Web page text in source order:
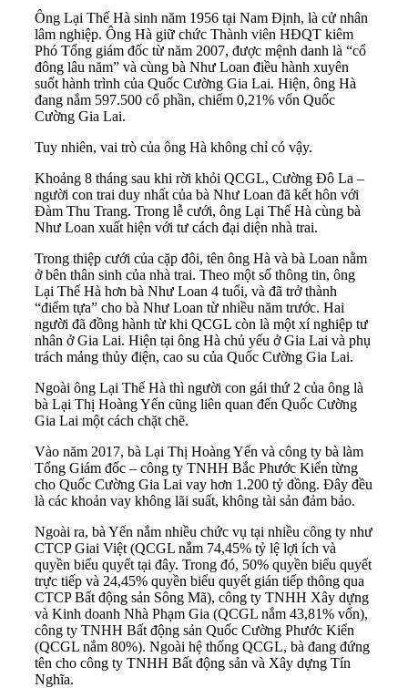
Ông Lại Thế Hà sinh năm 1956 tại Nam Định, là cử nhân
lâm nghiệp. Ông Hà giữ chức Thành viên HĐQT kiêm
Phó Tổng giám đốc từ năm 2007, được mệnh danh là “cổ
đông lâu năm” và cùng bà Như Loan điều hành xuyên
suốt hành trình của Quốc Cường Gia Lai. Hiện, ông Hà
đang nắm 597.500 cổ phần, chiếm 0,21% vốn Quốc
Cường Gia Lai.
Tuy nhiên, vai trò của ông Hà không chỉ có vậy.
Khoảng 8 tháng sau khi rời khỏi QCGL, Cường Đô La –
người con trai duy nhất của bà Như Loan đã kết hôn với
Đàm Thu Trang. Trong lễ cưới, ông Lại Thế Hà cùng bà
Như Loan xuất hiện với tư cách đại diện nhà trai.
Trong thiệp cưới của cặp đôi, tên ông Hà và bà Loan nằm
ở bên thân sinh của nhà trai. Theo một số thông tin, ông
Lại Thế Hà hơn bà Như Loan 4 tuổi, và đã trở thành
“điểm tựa” cho bà Như Loan từ nhiều năm trước. Hai
người đã đồng hành từ khi QCGL còn là một xí nghiệp tư
nhân ở Gia Lai. Hiện tại ông Hà chủ yếu ở Gia Lai và phụ
trách mảng thủy điện, cao su của Quốc Cường Gia Lai.
Ngoài ông Lại Thế Hà thì người con gái thứ 2 của ông là
bà Lại Thị Hoàng Yến cũng liên quan đến Quốc Cường
Gia Lai một cách chặt chẽ.
Vào năm 2017, bà Lại Thị Hoàng Yến và công ty bà làm
Tổng Giám đốc – công ty TNHH Bắc Phước Kiển từng
cho Quốc Cường Gia Lai vay hơn 1.200 tỷ đồng. Đây đều
là các khoản vay không lãi suất, không tài sản đảm bảo.
Ngoài ra, bà Yến nắm nhiều chức vụ tại nhiều công ty như
CTCP Giai Việt (QCGL nắm 74,45% tỷ lệ lợi ích và
quyền biểu quyết tại đây. Trong đó, 50% quyền biểu quyết
trực tiếp và 24,45% quyền biểu quyết gián tiếp thông qua
CTCP Bất động sản Sông Mã), công ty TNHH Xây dựng
và Kinh doanh Nhà Phạm Gia (QCGL nắm 43,81% vốn),
công ty TNHH Bất động sản Quốc Cường Phước Kiển
(QCGL nắm 80%). Ngoài hệ thống QCGL, bà đang đứng
tên cho công ty TNHH Bất động sản và Xây dựng Tín
Nghĩa.